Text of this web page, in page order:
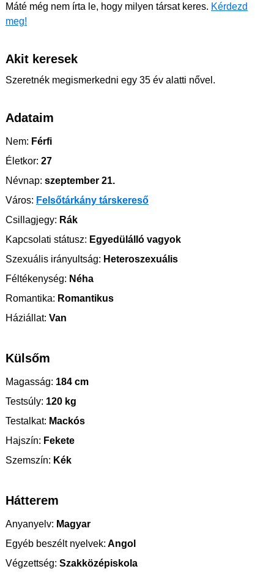
Máté még nem írta le, hogy milyen társat keres. Kérdezd
meg!
Akit keresek
Szeretnék megismerkedni egy 35 év alatti nővel.
Adataim
Nem: Férfi
Életkor: 27
Névnap: szeptember 21.
Város: Felsőtárkány társkereső
Csillagjegy: Rák
Kapcsolati státusz: Egyedülálló vagyok
Szexuális irányultság: Heteroszexuális
Féltékenység: Néha
Romantika: Romantikus
Háziállat: Van
Külsőm
Magasság: 184 cm
Testsúly: 120 kg
Testalkat: Mackós
Hajszín: Fekete
Szemszín: Kék
Hátterem
Anyanyelv: Magyar
Egyéb beszélt nyelvek: Angol
Végzettség: Szakközépiskola